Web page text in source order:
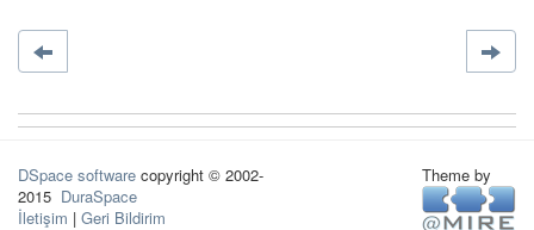
DSpace software copyright © 2002-
2015 DuraSpace
İletişim | Geri Bildirim
Theme by